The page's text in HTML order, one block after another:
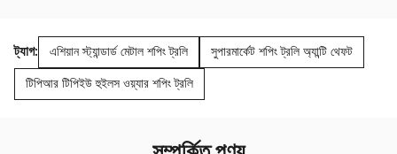
ট্যাগ: এশিয়ান স্ট্যান্ডার্ড মেটাল শপিং ট্রলি সুপারমার্কেট শপিং ট্রলি অ্যান্টি থেফট
টিপিআর টিপিইউ হুইলস ওয়্যার শপিং ট্রলি